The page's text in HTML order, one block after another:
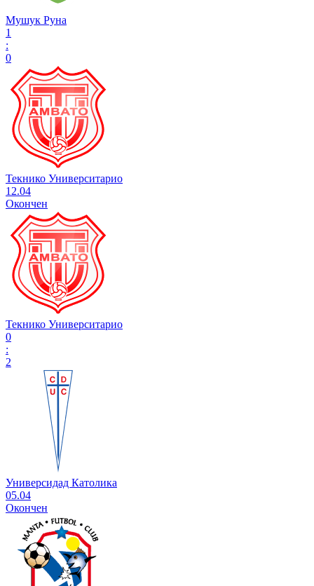
Мушук Руна
1
:
0
Текнико Университарио
12.04
Окончен
Текнико Университарио
0
:
2
Универсидад Католика
05.04
Окончен